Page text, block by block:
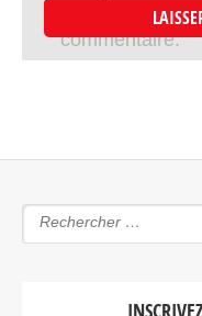
site dans le
commentaire.